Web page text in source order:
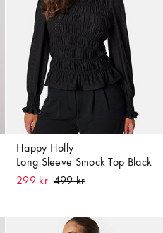
Happy Holly
Long Sleeve Smock Top Black
299 kr